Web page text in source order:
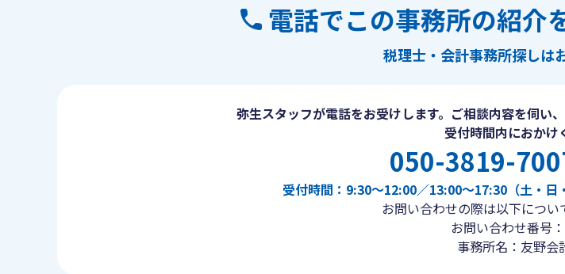
電話でこの事務所の紹介
税理士・会計事務所探しは
弥生スタッフが電話をお受けします。ご相談内容を伺い
受付時間内におかけ
050-3819-
受付時間：9:30〜12:00／13:00〜17:30（土・日
お問い合わせの際は以下につい
お問い合わせ番号
事務所名：友野会